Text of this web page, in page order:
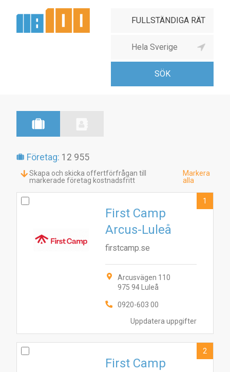
Företag: 12 955
Skapa och skicka offertförfrågan till
markerade företag kostnadsfritt
Markera
alla
Uppdatera uppgifter
First Camp
Arcus-Luleå
firstcamp.se
Arcusvägen 110
975 94 Luleå
0920-603 00
1
First Camp
2